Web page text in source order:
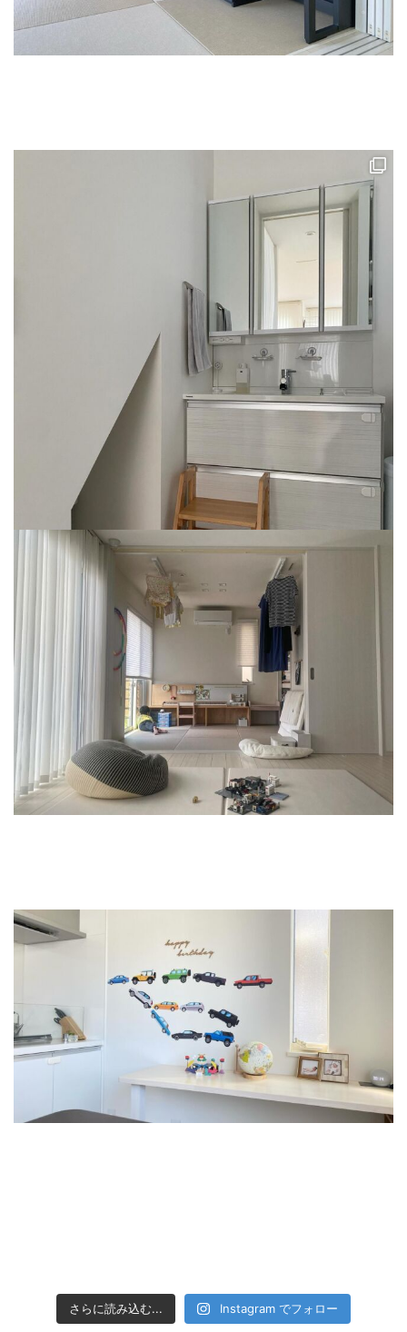
さらに読み込む... Instagram でフォロー